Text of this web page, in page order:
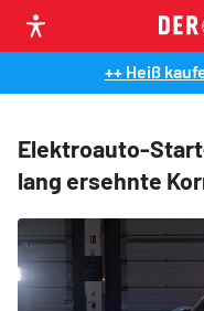
++ Heiß
Elektroauto-
lang ersehnte